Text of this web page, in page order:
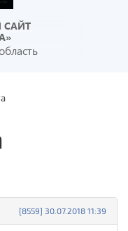
[8559] 30.07.2018 11:39